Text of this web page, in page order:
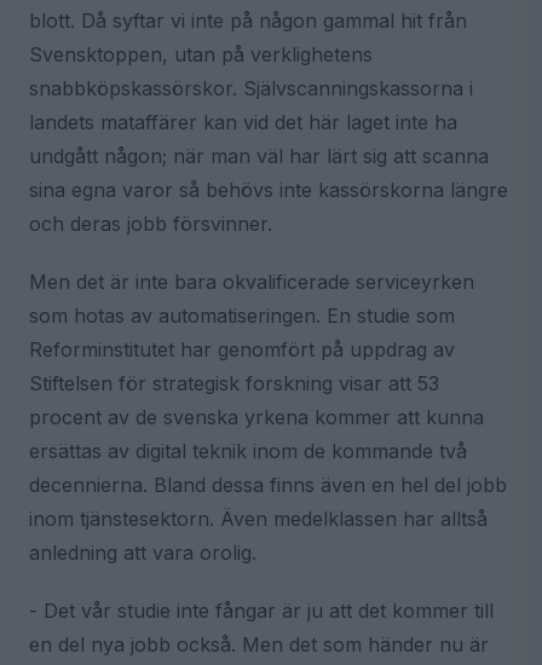
blott. Då syftar vi inte på någon gammal hit från
Svensktoppen, utan på verklighetens
snabbköpskassörskor. Självscanningskassorna i
landets mataffärer kan vid det här laget inte ha
undgått någon; när man väl har lärt sig att scanna
sina egna varor så behövs inte kassörskorna längre
och deras jobb försvinner.
Men det är inte bara okvalificerade serviceyrken
som hotas av automatiseringen. En studie som
Reforminstitutet har genomfört på uppdrag av
Stiftelsen för strategisk forskning visar att 53
procent av de svenska yrkena kommer att kunna
ersättas av digital teknik inom de kommande två
decennierna. Bland dessa finns även en hel del jobb
inom tjänstesektorn. Även medelklassen har alltså
anledning att vara orolig.
- Det vår studie inte fångar är ju att det kommer till
en del nya jobb också. Men det som händer nu är